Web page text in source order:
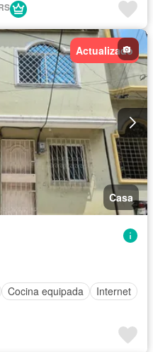
Actualizado
Casa
Cocina equipada
Internet